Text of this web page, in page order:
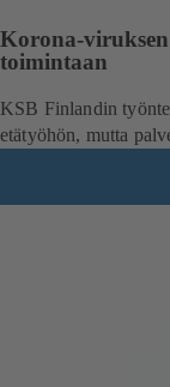
Korona-
toimintaan
KSB Finlandin
etätyöhön, mutta